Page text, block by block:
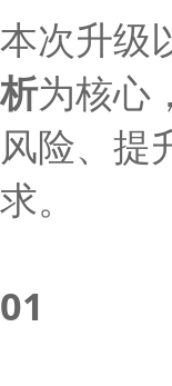
本次升级
析为核心
风险、提
求。
01